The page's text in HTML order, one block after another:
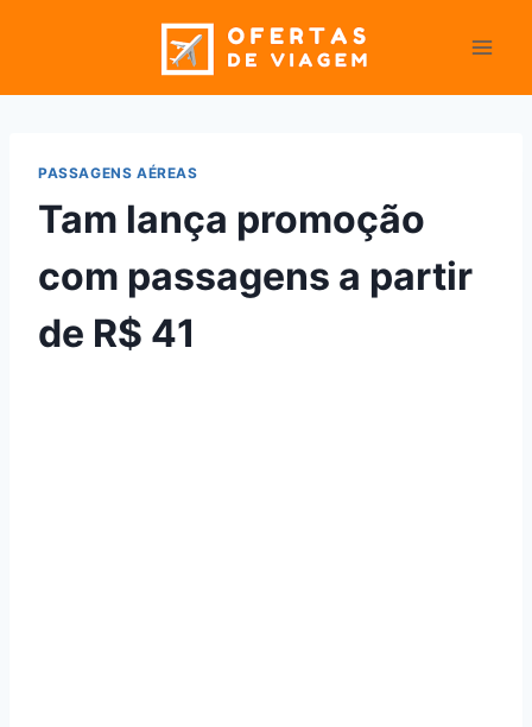
PASSAGENS AÉREAS
Tam lança promoção
com passagens a partir
de R$ 41